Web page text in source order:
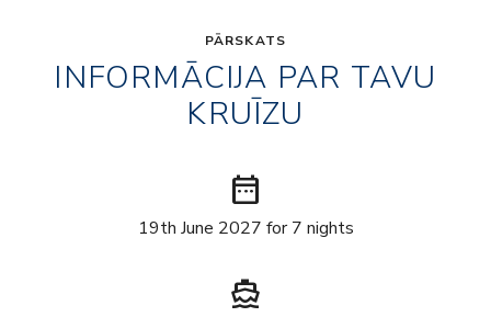
PĀRSKATS
INFORMĀCIJA PAR TAVU
KRUĪZU
date_range
19th June 2027 for 7 nights
directions_boat